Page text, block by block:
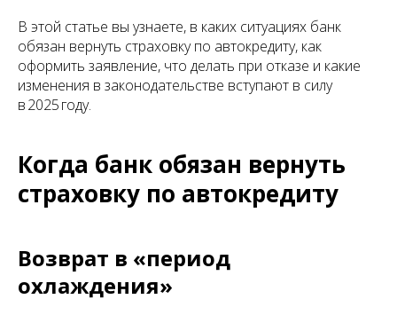
В этой статье вы узнаете, в каких ситуациях банк
обязан вернуть страховку по автокредиту, как
оформить заявление, что делать при отказе и какие
изменения в законодательстве вступают в силу
в 2025 году.
Когда банк обязан вернуть
страховку по автокредиту
Возврат в «период
охлаждения»